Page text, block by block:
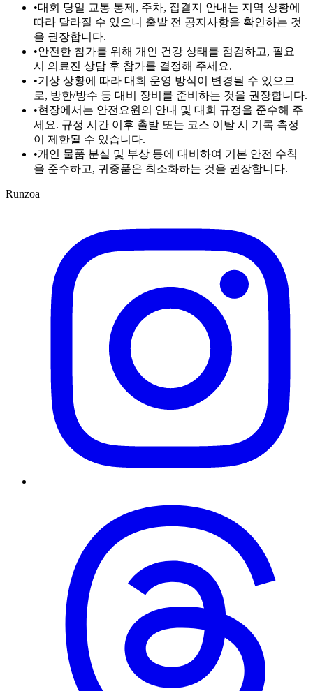
•대회 당일 교통 통제, 주차, 집결지 안내는 지역 상황에
따라 달라질 수 있으니 출발 전 공지사항을 확인하는 것
을 권장합니다.
•안전한 참가를 위해 개인 건강 상태를 점검하고, 필요
시 의료진 상담 후 참가를 결정해 주세요.
•기상 상황에 따라 대회 운영 방식이 변경될 수 있으므
로, 방한/방수 등 대비 장비를 준비하는 것을 권장합니다.
•현장에서는 안전요원의 안내 및 대회 규정을 준수해 주
세요. 규정 시간 이후 출발 또는 코스 이탈 시 기록 측정
이 제한될 수 있습니다.
•개인 물품 분실 및 부상 등에 대비하여 기본 안전 수칙
을 준수하고, 귀중품은 최소화하는 것을 권장합니다.
Runzoa